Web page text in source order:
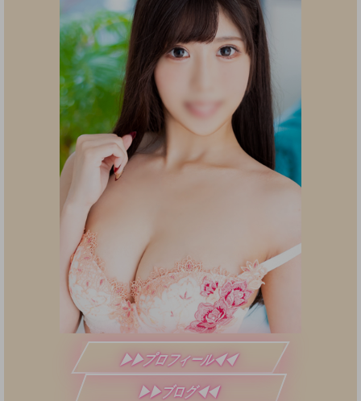
▶▶プロフィール◀◀
▶▶ブログ◀◀